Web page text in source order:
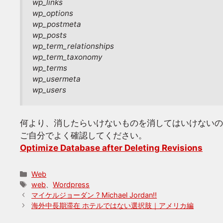
wp_links
wp_options
wp_postmeta
wp_posts
wp_term_relationships
wp_term_taxonomy
wp_terms
wp_usermeta
wp_users
何より、消したらいけないものを消してはいけない
ご自分でよく確認してください。
Optimize Database after Deleting Revisions
カ
テ
ゴ
リ
Web
タ
グ
web 、Wordpress
マイケルジョーダン ? Michael Jordan!!
海外中長期滞在 ホテルではない選択肢｜アメリカ編